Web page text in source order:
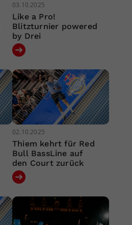
03.10.2025
Like a Pro!
Blitzturnier powered
by Drei
02.10.2025
Thiem kehrt für Red
Bull BassLine auf
den Court zurück